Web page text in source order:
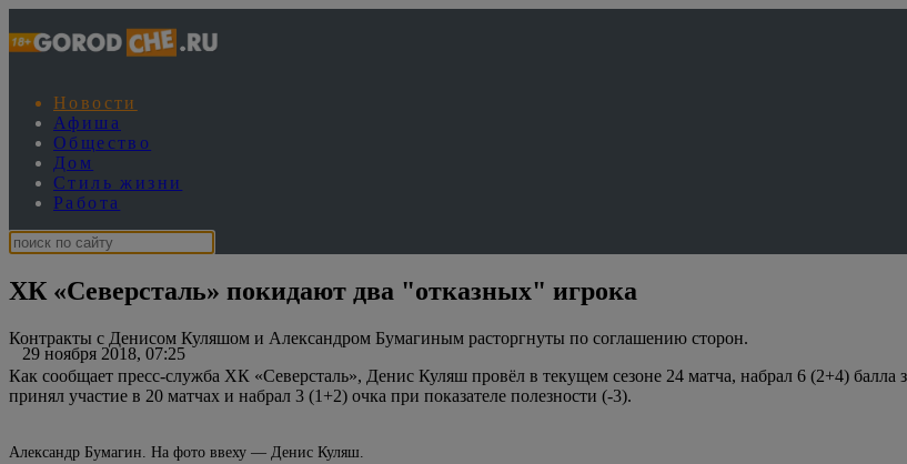
Новости
Афиша
Общество
Дом
Стиль жизни
Работа
ХК «Северсталь» покидают два "отказных" игрока
29 ноября 2018, 07:25
Контракты с Денисом Куляшом и Александром Бумагиным расторгнуты по соглашению сторон.
Как сообщает пресс-служба ХК «Северсталь», Денис Куляш провёл в текущем сезоне 24 матча, набрал 6 (2+4) балла
принял участие в 20 матчах и набрал 3 (1+2) очка при показателе полезности (-3).
Александр Бумагин. На фото ввеху — Денис Куляш.